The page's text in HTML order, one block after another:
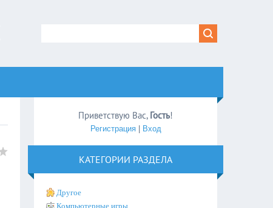
Приветствую Вас, Гость!
Регистрация| Вход
КАТЕГОРИИ РАЗДЕЛА
Другое
Компьютерные игры